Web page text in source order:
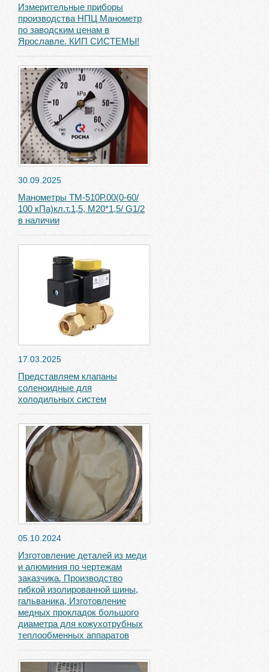
Измерительные приборы
производства НПЦ Манометр
по заводским ценам в
Ярославле. КИП СИСТЕМЫ!
30.09.2025
Манометры ТМ-510Р.00(0-60/
100 кПа)кл.т.1,5, М20*1,5/ G1/2
в наличии
17.03.2025
Представляем клапаны
соленоидные для
холодильных систем
05.10.2024
Изготовление деталей из меди
и алюминия по чертежам
заказчика. Производство
гибкой изолированной шины,
гальваника, Изготовление
медных прокладок большого
диаметра для кожухотрубных
теплообменных аппаратов